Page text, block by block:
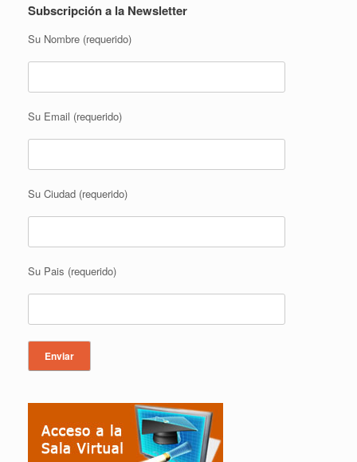
Subscripción a la Newsletter
Su Nombre (requerido)
Su Email (requerido)
Su Ciudad (requerido)
Su Pais (requerido)